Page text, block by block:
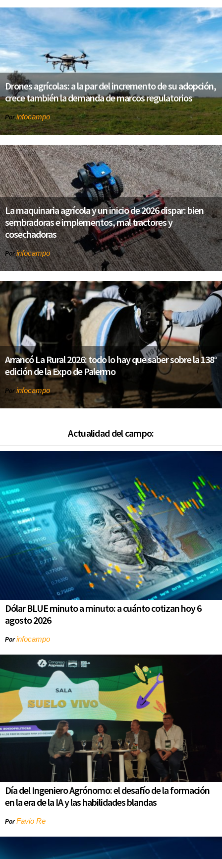
Drones agrícolas: a la par del incremento de su adopción,
crece también la demanda de marcos regulatorios
Porinfocampo
La maquinaria agrícola y un inicio de 2026 dispar: bien
sembradoras e implementos, mal tractores y
cosechadoras
Porinfocampo
Arrancó La Rural 2026: todo lo hay que saber sobre la 138°
edición de la Expo de Palermo
Por infocampo
Actualidad del campo:
Dólar BLUE minuto a minuto: a cuánto cotizan hoy 6
agosto 2026
Porinfocampo
Día del Ingeniero Agrónomo: el desafío de la formación
en la era de la IA y las habilidades blandas
PorFavio Re